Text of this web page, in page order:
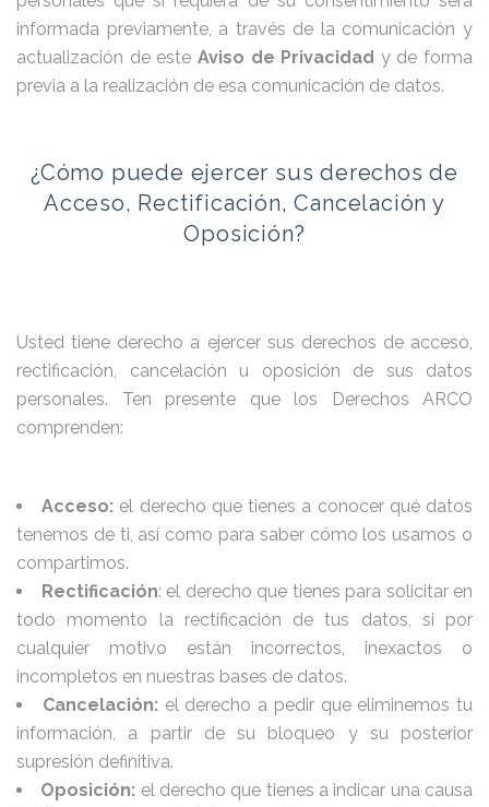
informada previamente, a través de la comunicación y
actualización de este Aviso de Privacidad y de forma
previa a la realización de esa comunicación de datos.
¿Cómo puede ejercer sus derechos de
Acceso, Rectificación, Cancelación y
Oposición?
Usted tiene derecho a ejercer sus derechos de acceso,
rectificación, cancelación u oposición de sus datos
personales. Ten presente que los Derechos ARCO
comprenden:
Acceso: el derecho que tienes a conocer qué datos
tenemos de ti, así como para saber cómo los usamos o
compartimos.
Rectificación: el derecho que tienes para solicitar en
todo momento la rectificación de tus datos, si por
cualquier motivo están incorrectos, inexactos o
incompletos en nuestras bases de datos.
Cancelación: el derecho a pedir que eliminemos tu
información, a partir de su bloqueo y su posterior
supresión definitiva.
Oposición: el derecho que tienes a indicar una causa